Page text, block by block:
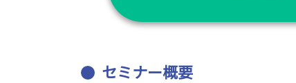
セミナー概要